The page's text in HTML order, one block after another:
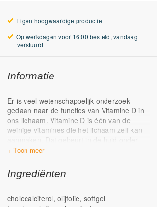
Eigen hoogwaardige productie
Op werkdagen voor 16:00 besteld, vandaag
verstuurd
Informatie
Er is veel wetenschappelijk onderzoek
gedaan naar de functies van Vitamine D in
ons lichaam. Vitamine D is één van de
weinige vitamines die het lichaam zelf kan
aanmaken. Dat gebeurt in de huid onder
invloed van zonlicht. Aangezien de zon in
onvoldoende kracht heeft voor de aanmaak
van vitamine D, is voor veel mensen een
extraatje. De Nederlandse
Ingrediënten
cholecalciferol, olijfolie, softgel